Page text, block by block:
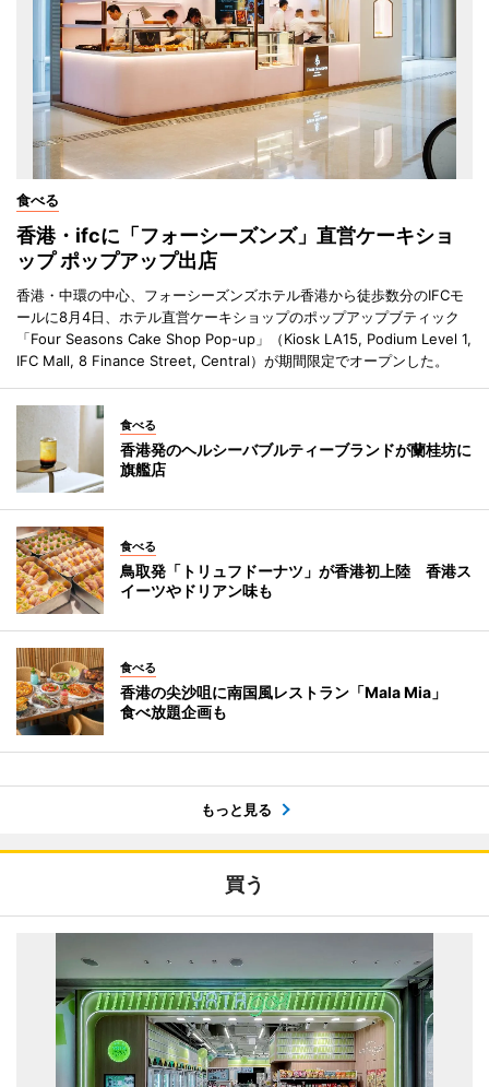
食べる
香港・ifcに「フォーシーズンズ」直営ケーキショ
ップ ポップアップ出店
香港・中環の中心、フォーシーズンズホテル香港から徒歩数分のIFCモ
ールに8月4日、ホテル直営ケーキショップのポップアップブティック
「Four Seasons Cake Shop Pop-up」（Kiosk LA15, Podium Level 1,
IFC Mall, 8 Finance Street, Central）が期間限定でオープンした。
食べる
香港発のヘルシーバブルティーブランドが蘭桂坊に
旗艦店
食べる
鳥取発「トリュフドーナツ」が香港初上陸 香港ス
イーツやドリアン味も
食べる
香港の尖沙咀に南国風レストラン「Mala Mia」
食べ放題企画も
もっと見る
買う